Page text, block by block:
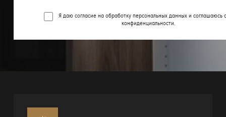
Я даю согласие на обработку персональных данных и соглашаюсь
конфиденциальности.